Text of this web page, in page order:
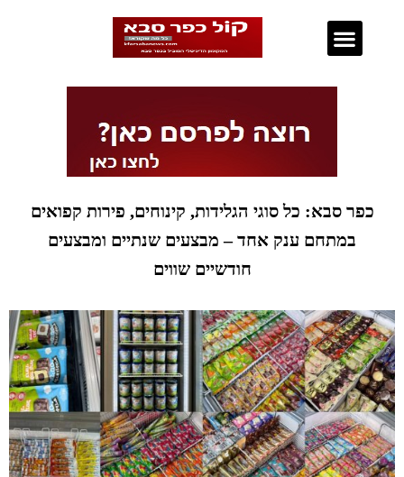
כפר סבא: כל סוגי הגלידות, קינוחים, פירות קפואים
במתחם ענק אחד – מבצעים שנתיים ומבצעים
חודשיים שווים